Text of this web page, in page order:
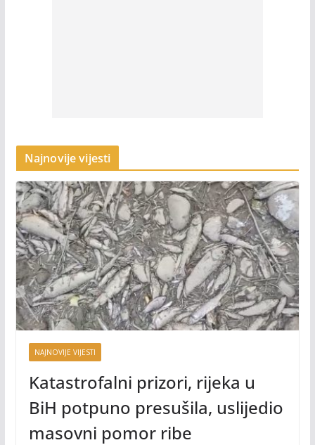
Najnovije vijesti
NAJNOVIJE VIJESTI
Katastrofalni prizori, rijeka u
BiH potpuno presušila, uslijedio
masovni pomor ribe